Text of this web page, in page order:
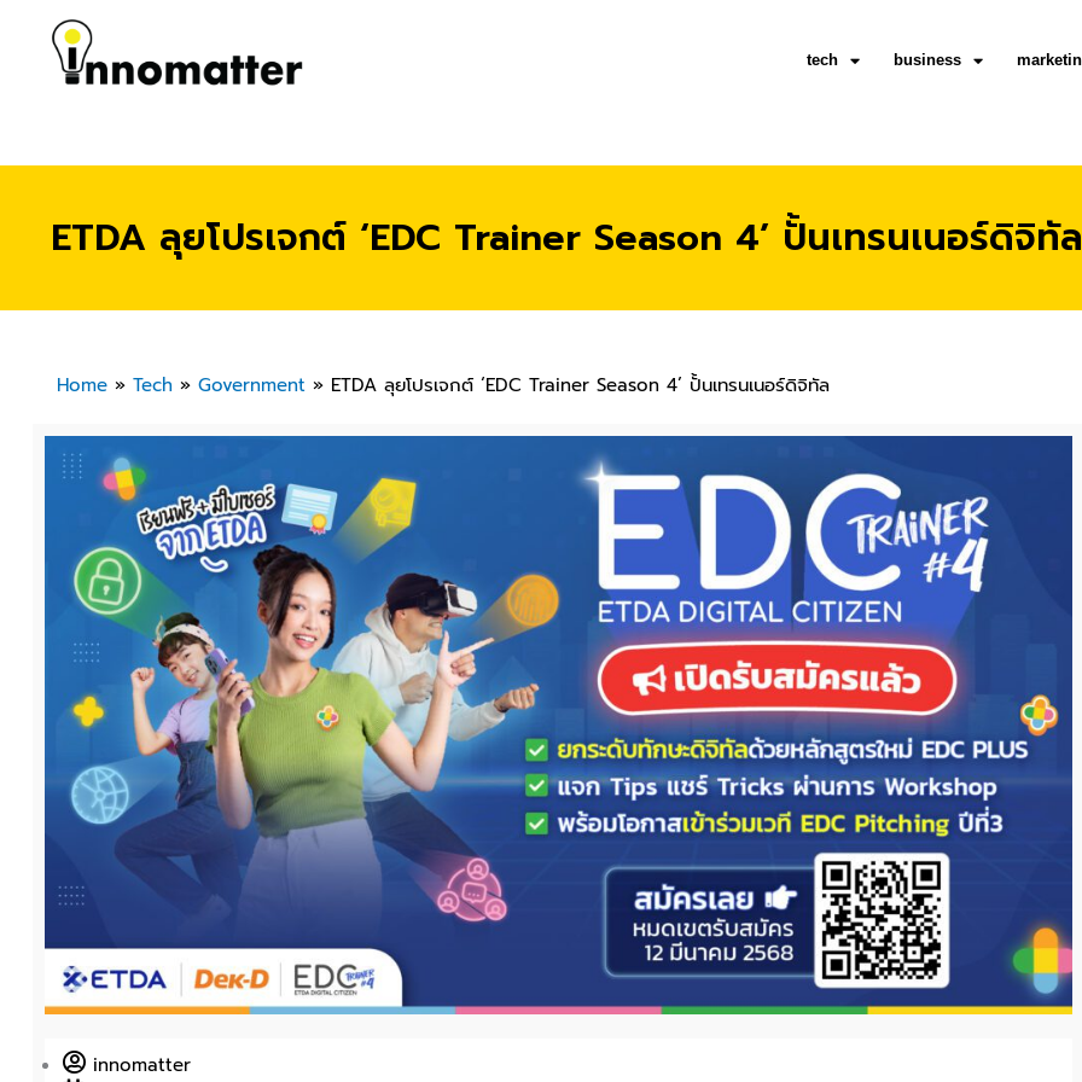
tech business
ETDA ลุยโปรเจกต์ ‘EDC Trainer Season 4’ ปั้นเทรนเนอร์ดิจิทัล
Home» Tech» Government» ETDA ลุยโปรเจกต์ ‘EDC Trainer Season 4’ ปั้นเทรนเนอร์ดิจิทัล
innomatter